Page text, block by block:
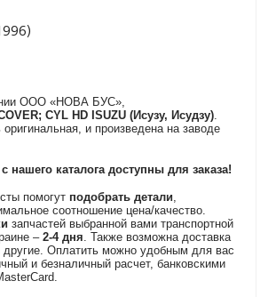
ООО «НОВА БУС»,
CYL HD ISUZU (Исузу, Исудзу).
оригинальная, и произведена на заводе
нашего каталога доступны для заказа!
помогут подобрать детали,
соотношение цена/качество.
запчастей выбранной вами транспортной
–2-4 дня. Также возможна доставка
Оплатить можно удобным для вас
и безналичный расчет, банковскими